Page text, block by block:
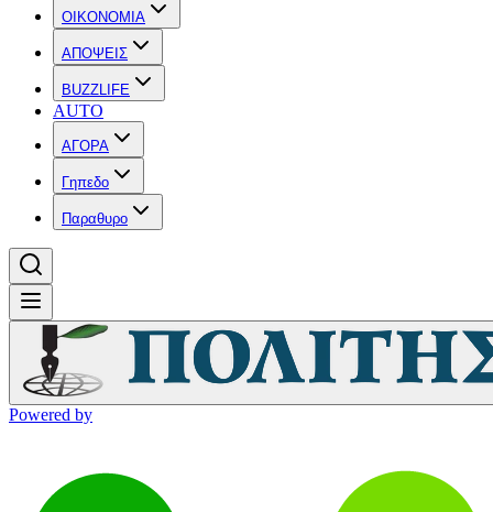
OIKONOMIA
ΑΠΟΨΕΙΣ
BUZZLIFE
AUTO
ΑΓΟΡΑ
Γηπεδο
Παραθυρο
Powered by